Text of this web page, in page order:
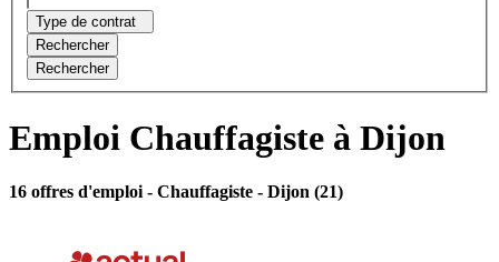
Type de contrat
Rechercher
Rechercher
Emploi Chauffagiste à Dijon
16 offres d'emploi - Chauffagiste - Dijon (21)